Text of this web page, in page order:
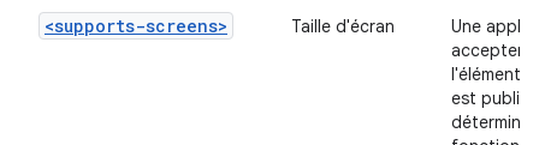
<supports-screens> Taille d'écran
Une
accepter
l'élément
est